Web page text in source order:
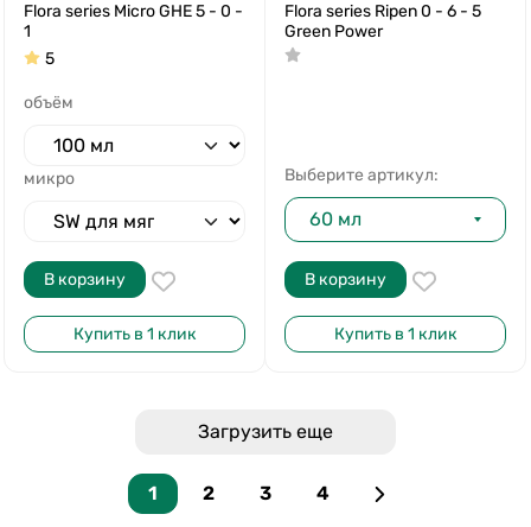
Flora series Micro GHE 5 - 0 -
1
5
объём
микро
В корзину
Купить в 1 клик
Flora series Ripen 0 - 6 - 5
Green Power
Выберите артикул:
60 мл
В корзину
Купить в 1 клик
Загрузить еще
1 2 3 4